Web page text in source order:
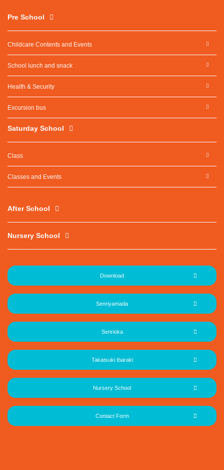
Pre School
Childcare Contents and Events
School lunch and snack
Health & Security
Excursion bus
Saturday School
Class
Classes and Events
After School
Nursery School
Download
Senriyamada
Senrioka
Takatsuki Ibaraki
Nursery School
Contact Form